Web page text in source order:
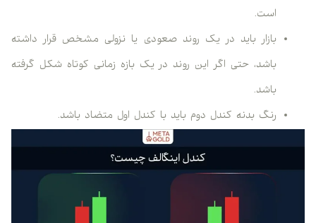
است.
بازار باید در یک روند صعودی یا نزولی مشخص قرار داشته
باشد، حتی اگر این روند در یک بازه زمانی کوتاه شکل گرفته
باشد.
رنگ بدنه کندل دوم باید با کندل اول متضاد باشد.